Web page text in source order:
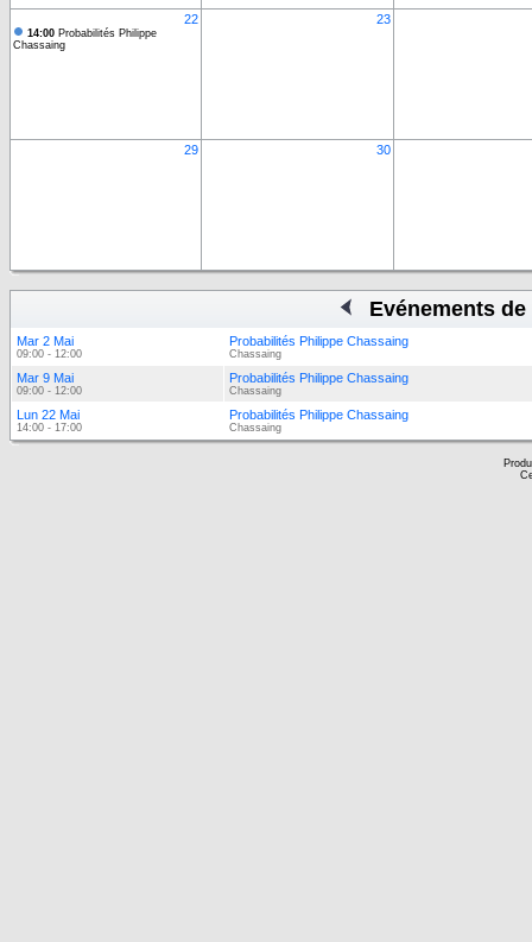
22
14:00 Probabilités Philippe
Chassaing
23
29 30
Evénements
Mar 2 Mai
09:00 - 12:00
Probabilités Philippe Chassaing
Chassaing
Mar 9 Mai
09:00 - 12:00
Probabilités Philippe Chassaing
Chassaing
Lun 22 Mai
14:00 - 17:00
Probabilités Philippe Chassaing
Chassaing